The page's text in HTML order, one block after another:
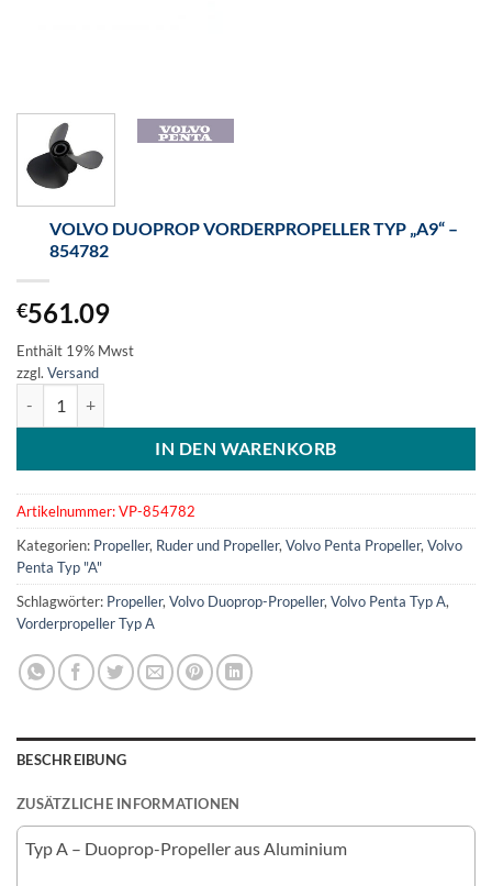
VOLVO DUOPROP VORDERPROPELLER TYP „A9“ –
854782
€561.09
Enthält 19% Mwst
zzgl. Versand
IN DEN WARENKORB
Artikelnummer:VP-854782
Kategorien: Propeller, Ruder und Propeller, Volvo Penta Propeller, Volvo
Penta Typ "A"
Schlagwörter: Propeller, Volvo Duoprop-Propeller, Volvo Penta Typ A,
Vorderpropeller Typ A
BESCHREIBUNG
ZUSÄTZLICHE INFORMATIONEN
Typ A – Duoprop-Propeller aus Aluminium